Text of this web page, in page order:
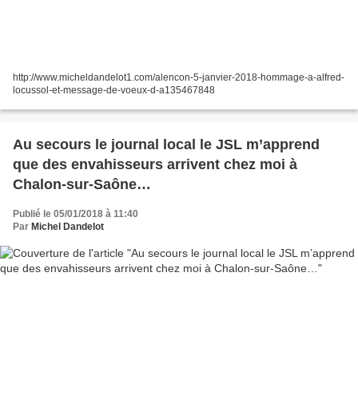
http://www.micheldandelot1.com/alencon-5-janvier-2018-hommage-a-alfred-
locussol-et-message-de-voeux-d-a135467848
Au secours le journal local le JSL m’apprend
que des envahisseurs arrivent chez moi à
Chalon-sur-Saône…
Publié le 05/01/2018 à 11:40
Par Michel Dandelot